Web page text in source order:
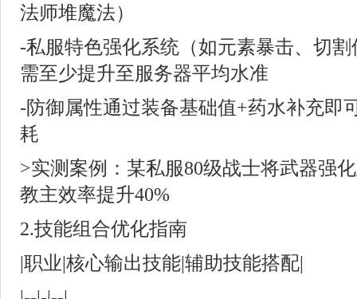
法师堆魔法）
-私服特色强化系统（如元素暴击、切
需至少提升至服务器平均水准
-防御属性通过装备基础值+药水补充即
耗
>实测案例：某私服80级战士将武器强
教主效率提升40%
2.技能组合优化指南
|职业|核心输出技能|辅助技能搭配|